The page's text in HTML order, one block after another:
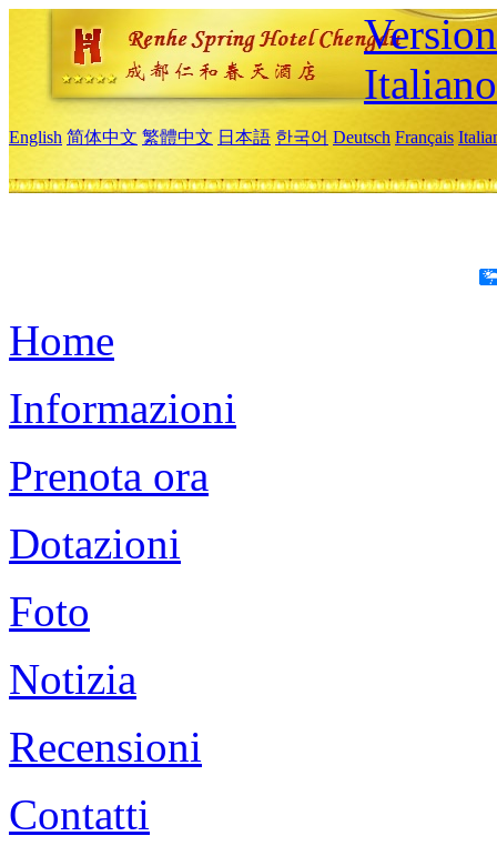
Italiano
English 简体中文 繁體中文 日本語 한국어 Deutsch Français
Home
Informazioni
Prenota ora
Dotazioni
Foto
Notizia
Recensioni
Contatti